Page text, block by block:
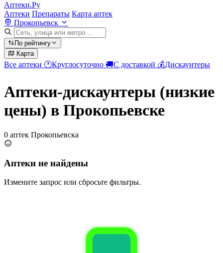
Аптеки.Ру
Аптеки Препараты Карта аптек
Прокопьевск
По рейтингу
Карта
Все аптеки 🕐Круглосуточно 🚚С доставкой 💰Дискаунтеры
Аптеки-дискаунтеры (низкие
цены) в Прокопьевске
0 аптек Прокопьевска
Аптеки не найдены
Измените запрос или сбросьте фильтры.